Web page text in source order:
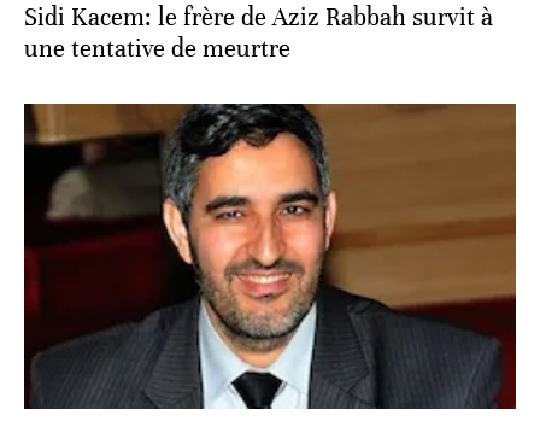
Sidi Kacem: le frère de Aziz Rabbah survit à
une tentative de meurtre